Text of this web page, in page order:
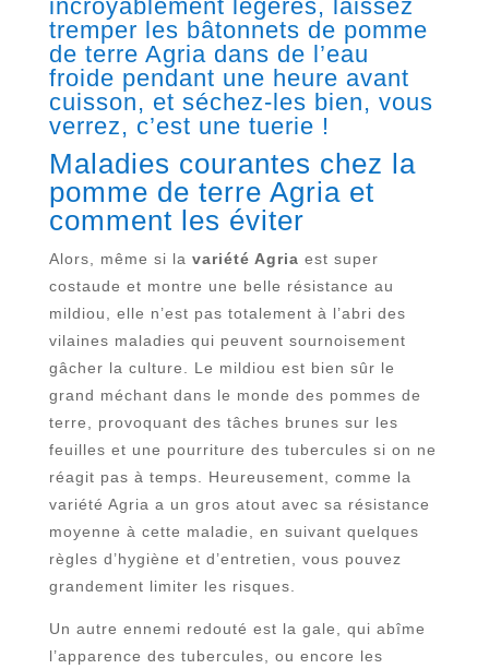
incroyablement légères, laissez
tremper les bâtonnets de pomme
de terre Agria dans de l’eau
froide pendant une heure avant
cuisson, et séchez-les bien, vous
verrez, c’est une tuerie !
Maladies courantes chez la
pomme de terre Agria et
comment les éviter
Alors, même si la variété Agria est super
costaude et montre une belle résistance au
mildiou, elle n’est pas totalement à l’abri des
vilaines maladies qui peuvent sournoisement
gâcher la culture. Le mildiou est bien sûr le
grand méchant dans le monde des pommes de
terre, provoquant des tâches brunes sur les
feuilles et une pourriture des tubercules si on ne
réagit pas à temps. Heureusement, comme la
variété Agria a un gros atout avec sa résistance
moyenne à cette maladie, en suivant quelques
règles d’hygiène et d’entretien, vous pouvez
grandement limiter les risques.
Un autre ennemi redouté est la gale, qui abîme
l’apparence des tubercules, ou encore les